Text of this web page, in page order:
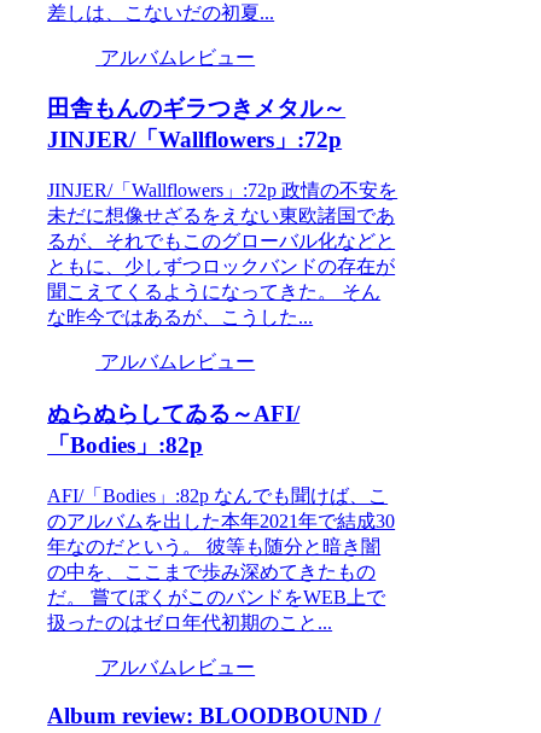
差しは、こないだの初夏...
アルバムレビュー
田舎もんのギラつきメタル～
JINJER/「Wallflowers」:72p
JINJER/「Wallflowers」:72p 政情の不安を
未だに想像せざるをえない東欧諸国であ
るが、それでもこのグローバル化などと
ともに、少しずつロックバンドの存在が
聞こえてくるようになってきた。 そん
な昨今ではあるが、こうした...
アルバムレビュー
ぬらぬらしてゐる～AFI/
「Bodies」:82p
AFI/「Bodies」:82p なんでも聞けば、こ
のアルバムを出した本年2021年で結成30
年なのだという。 彼等も随分と暗き闇
の中を、ここまで歩み深めてきたもの
だ。 嘗てぼくがこのバンドをWEB上で
扱ったのはゼロ年代初期のこと...
アルバムレビュー
Album review: BLOODBOUND /